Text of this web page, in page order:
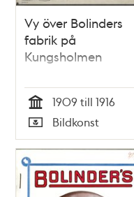
Vy över Bolinders
fabrik på
Kungsholmen
Tid
1909 till 1916
Typ
Bildkonst